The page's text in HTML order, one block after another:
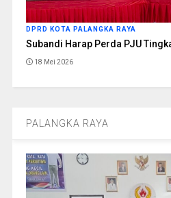
DPRD KOTA PALANGKA RAYA
Subandi Harap Perda PJU
18 Mei 2026
PALANGKA RAYA